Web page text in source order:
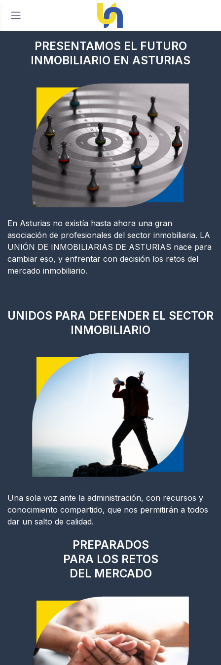
PRESENTAMOS EL FUTURO
INMOBILIARIO EN ASTURIAS
En Asturias no existía hasta ahora una gran
asociación de profesionales del sector inmobiliaria. LA
UNIÓN DE INMOBILIARIAS DE ASTURIAS nace para
cambiar eso, y enfrentar con decisión los retos del
mercado inmobiliario.
UNIDOS PARA DEFENDER EL SECTOR
INMOBILIARIO
Una sola voz ante la administración, con recursos y
conocimiento compartido, que nos permitirán a todos
dar un salto de calidad.
PREPARADOS
PARA LOS RETOS
DEL MERCADO